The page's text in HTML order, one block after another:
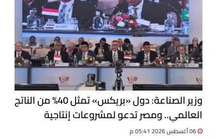
وزير الصناعة: دول «بريكس» تمثل 40% من الناتج
العالمي.. ومصر تدعو لمشروعات إنتاجية
مشتركة